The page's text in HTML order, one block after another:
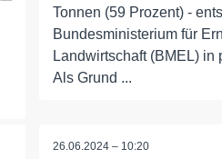
Tonnen (59 Prozent) -
Bundesministerium für
Landwirtschaft (BMEL) in
Als Grund ...
26.06.2024 – 10:20